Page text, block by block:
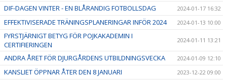
DIF-DAGEN VINTER - EN BLÅRANDIG FOTBOLLSDAG 2024-01-17 16:32
EFFEKTIVISERADE TRÄNINGSPLANERINGAR INFÖR 2024 2024-01-13 10:00
FYRSTJÄRNIGT BETYG FÖR POJKAKADEMIN I
CERTIFIERINGEN
2024-01-11 13:21
ANDRA ÅRET FÖR DJURGÅRDENS UTBILDNINGSVECKA 2024-01-09 12:10
KANSLIET ÖPPNAR ÅTER DEN 8 JANUARI 2023-12-22 09:00